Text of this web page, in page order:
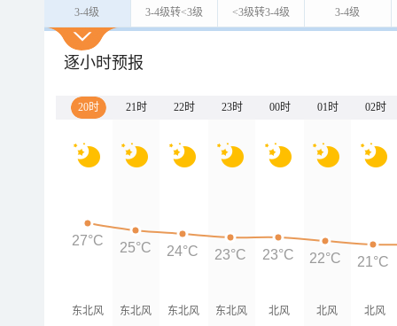
3-4级 3-4级转<3级 <3级转3-4级 3-4级
逐小时预报
20时 21时 22时 23时 00时 01时 02时
东北风 东北风 东北风 东北风 北风 北风 北风
27°C 25°C 24°C 23°C 23°C 22°C 21°C